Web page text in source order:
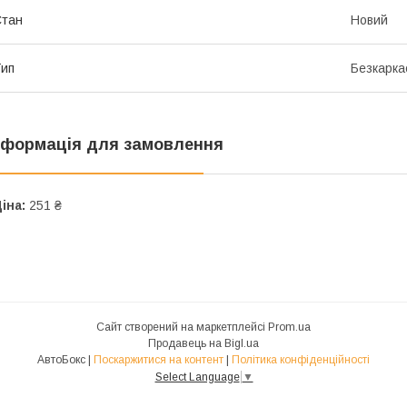
Новий
для замовлення
251 ₴
Сайт створений на маркетплейсі Prom.ua
Продавець на Bigl.ua
АвтоБокс | Поскаржитися на контент | Політика конфіденційності
Select Language ▼